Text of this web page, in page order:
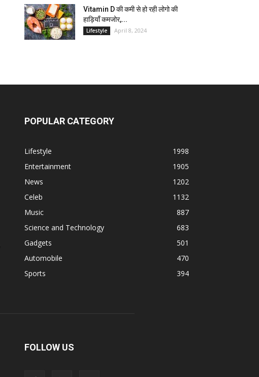
Vitamin D की कमी से हो रही लोगो की
हाड़ियाँ कमजोर,...
Lifestyle April 8, 2024
POPULAR CATEGORY
Lifestyle
1998
Entertainment
1905
News
1202
Celeb
1132
Music
887
Science and Technology
683
Gadgets
501
Automobile
470
Sports
394
FOLLOW US